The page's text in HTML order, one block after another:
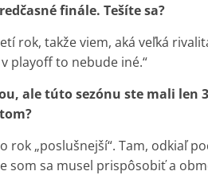
finále. Tešíte sa?
rok, takže viem, aká veľká
playoff to nebude iné.“
ale túto sezónu ste mali len
rok „poslušnejší“. Tam, odkiaľ
som sa musel prispôsobiť a